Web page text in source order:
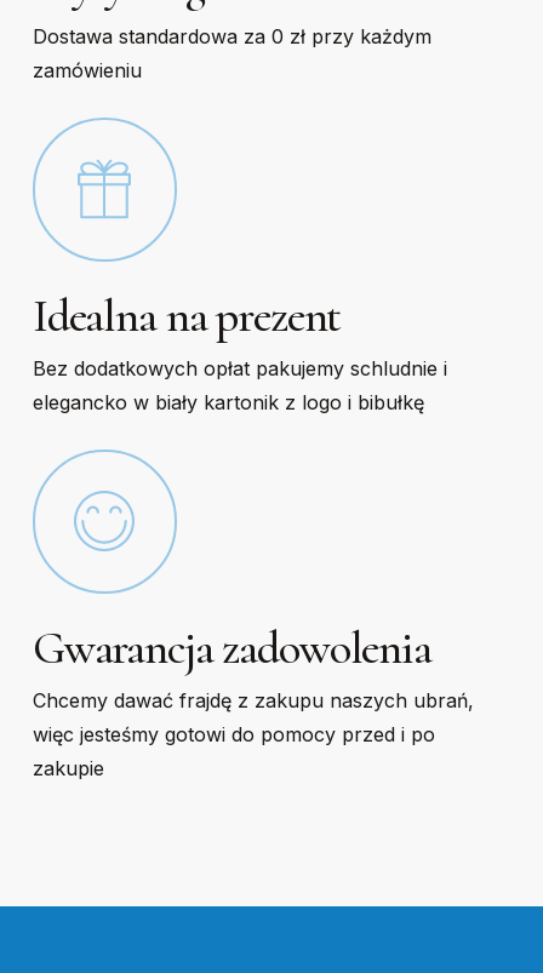
Dostawa standardowa za 0 zł przy każdym
zamówieniu
Idealna na prezent
Bez dodatkowych opłat pakujemy schludnie i
elegancko w biały kartonik z logo i bibułkę
Gwarancja zadowolenia
Chcemy dawać frajdę z zakupu naszych ubrań,
więc jesteśmy gotowi do pomocy przed i po
zakupie